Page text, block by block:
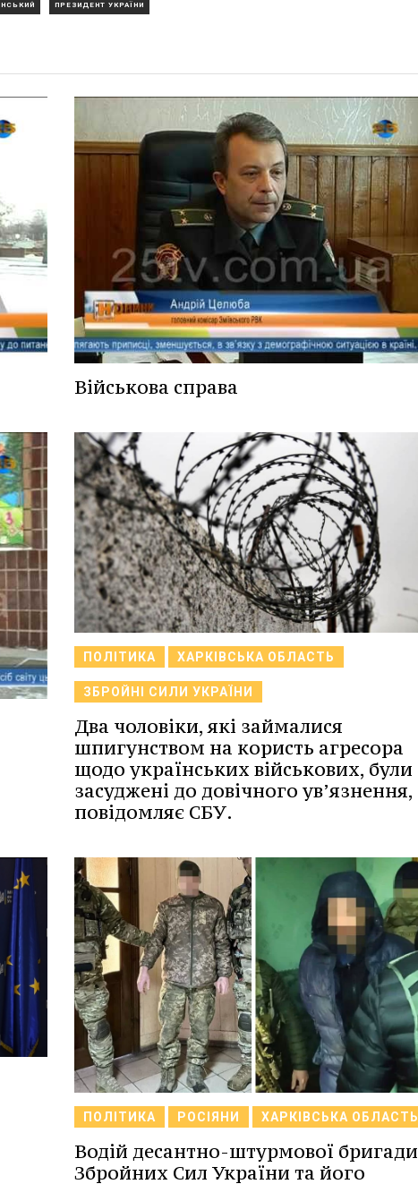
ПРЕЗИДЕНТ УКРАЇНИ
Військова справа
ПОЛІТИКА ХАРКІВСЬКА ОБЛАСТЬ
ЗБРОЙНІ СИЛИ УКРАЇНИ
Два чоловіки, які займалися
шпигунством на користь агресора
щодо українських військових, були
засуджені до довічного ув’язнення,
повідомляє СБУ.
ПОЛІТИКА РОСІЯНИ ХАРКІВСЬКА ОБЛАСТЬ
Водій десантно-штурмової бригади
Збройних Сил України та його